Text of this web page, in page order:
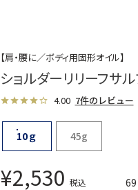
【肩・腰に／ボディ用固形オイル】
ショルダーリリーフサ
4.00 7件のレビュー
10ｇ 45g
¥2,530 税込 69